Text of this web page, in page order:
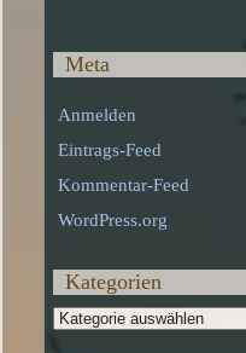
Meta
Anmelden
Eintrags-Feed
Kommentar-Feed
WordPress.org
Kategorien
Kategorien